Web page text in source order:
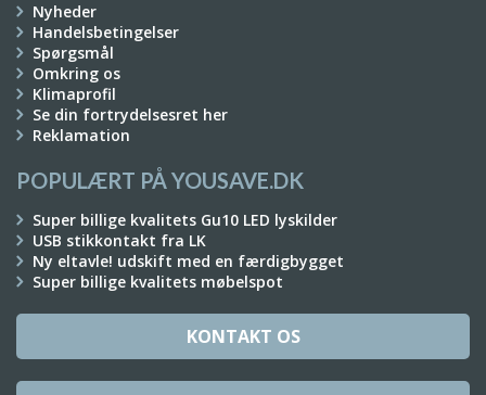
Nyheder
Handelsbetingelser
Spørgsmål
Omkring os
Klimaprofil
Se din fortrydelsesret her
Reklamation
POPULÆRT PÅ YOUSAVE.DK
Super billige kvalitets Gu10 LED lyskilder
USB stikkontakt fra LK
Ny eltavle! udskift med en færdigbygget
Super billige kvalitets møbelspot
KONTAKT OS